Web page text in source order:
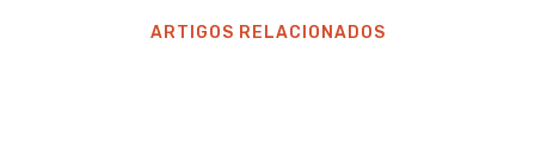
ARTIGOS RELACIONADOS